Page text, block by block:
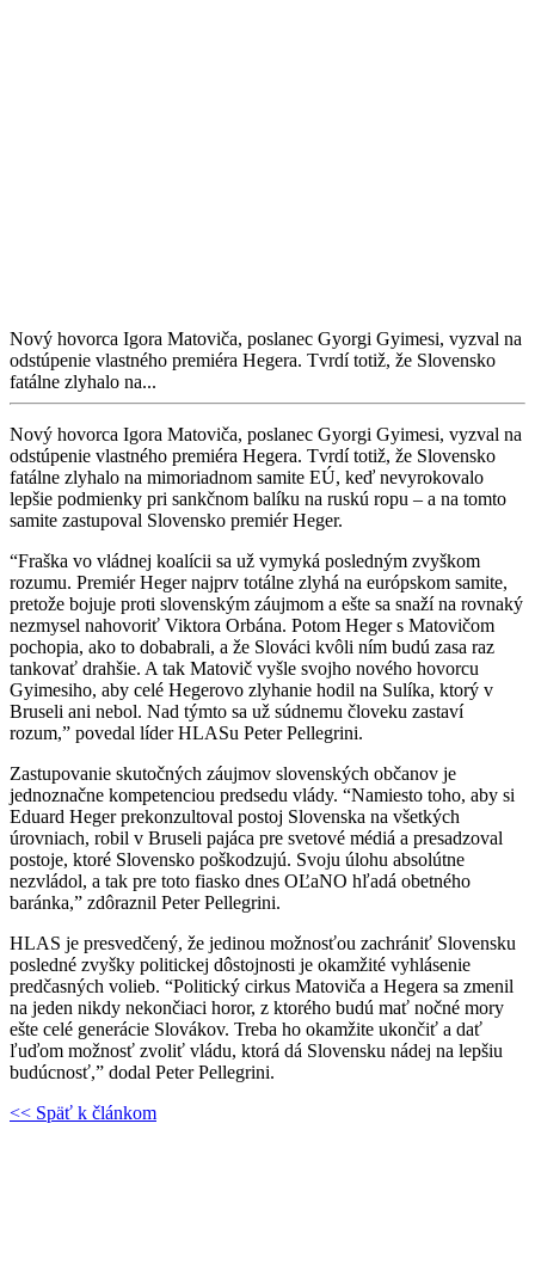
Nový hovorca Igora Matoviča, poslanec Gyorgi Gyimesi, vyzval na
odstúpenie vlastného premiéra Hegera. Tvrdí totiž, že Slovensko
fatálne zlyhalo na...
Nový hovorca Igora Matoviča, poslanec Gyorgi Gyimesi, vyzval na
odstúpenie vlastného premiéra Hegera. Tvrdí totiž, že Slovensko
fatálne zlyhalo na mimoriadnom samite EÚ, keď nevyrokovalo
lepšie podmienky pri sankčnom balíku na ruskú ropu – a na tomto
samite zastupoval Slovensko premiér Heger.
“Fraška vo vládnej koalícii sa už vymyká posledným zvyškom
rozumu. Premiér Heger najprv totálne zlyhá na európskom samite,
pretože bojuje proti slovenským záujmom a ešte sa snaží na rovnaký
nezmysel nahovoriť Viktora Orbána. Potom Heger s Matovičom
pochopia, ako to dobabrali, a že Slováci kvôli ním budú zasa raz
tankovať drahšie. A tak Matovič vyšle svojho nového hovorcu
Gyimesiho, aby celé Hegerovo zlyhanie hodil na Sulíka, ktorý v
Bruseli ani nebol. Nad týmto sa už súdnemu človeku zastaví
rozum,” povedal líder HLASu Peter Pellegrini.
Zastupovanie skutočných záujmov slovenských občanov je
jednoznačne kompetenciou predsedu vlády. “Namiesto toho, aby si
Eduard Heger prekonzultoval postoj Slovenska na všetkých
úrovniach, robil v Bruseli pajáca pre svetové médiá a presadzoval
postoje, ktoré Slovensko poškodzujú. Svoju úlohu absolútne
nezvládol, a tak pre toto fiasko dnes OĽaNO hľadá obetného
baránka,” zdôraznil Peter Pellegrini.
HLAS je presvedčený, že jedinou možnosťou zachrániť Slovensku
posledné zvyšky politickej dôstojnosti je okamžité vyhlásenie
predčasných volieb. “Politický cirkus Matoviča a Hegera sa zmenil
na jeden nikdy nekončiaci horor, z ktorého budú mať nočné mory
ešte celé generácie Slovákov. Treba ho okamžite ukončiť a dať
ľuďom možnosť zvoliť vládu, ktorá dá Slovensku nádej na lepšiu
budúcnosť,” dodal Peter Pellegrini.
<< Späť k článkom